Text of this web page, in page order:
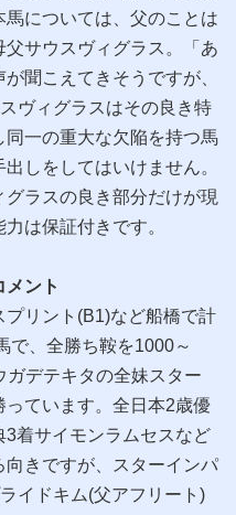
については、父のことは
サウスヴィグラス。「あ
聞こえてきそうですが、
ヴィグラスはその良き特
一の重大な欠陥を持つ馬
しをしてはいけません。
ラスの良き部分だけが現
は保証付きです。
ント
リント(B1)など船橋で計
で、全勝ち鞍を1000～
ガデテキタの全妹スター
ています。全日本2歳優
着サイモンラムセスなど
向きですが、スターインパ
イドキム(父アフリート)